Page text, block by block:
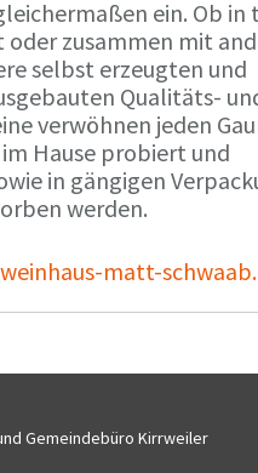
ein. Ob in
oder zusammen mit
selbst erzeugten und
Qualitäts-
verwöhnen jeden
Hause probiert und
in gängigen
werden.
matt-
Gemeindebüro Kirrweiler